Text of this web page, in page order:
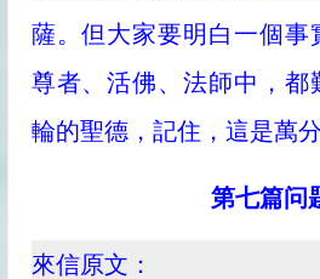
薩。但大家要明白一個事
尊者、活佛、法師中，都
輪的聖德，記住，這是萬
第七篇问
來信原文：